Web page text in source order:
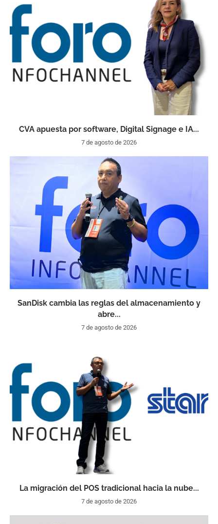
CVA apuesta por software, Digital Signage e IA...
7 de agosto de 2026
SanDisk cambia las reglas del almacenamiento y
abre...
7 de agosto de 2026
La migración del POS tradicional hacia la nube...
7 de agosto de 2026